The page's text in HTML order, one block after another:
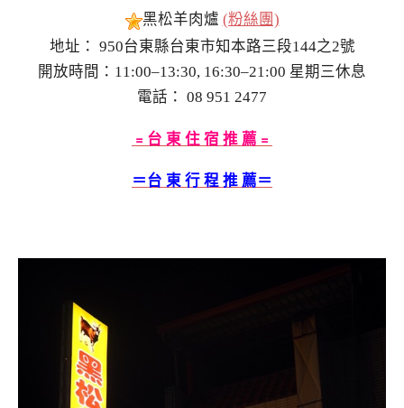
黑松羊肉爐 (粉絲團)
地址： 950台東縣台東市知本路三段144之2號
開放時間：11:00–13:30, 16:30–21:00 星期三休息
電話： 08 951 2477
﹦台 東 住 宿 推 薦﹦
＝台 東 行 程 推 薦＝